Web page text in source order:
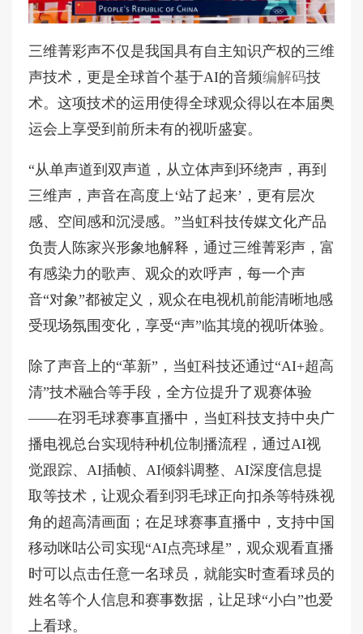
三维菁彩声不仅是我国具有自主知识产权的三维
声技术，更是全球首个基于AI的音频编解码技
术。这项技术的运用使得全球观众得以在本届奥
运会上享受到前所未有的视听盛宴。
“从单声道到双声道，从立体声到环绕声，再到
三维声，声音在高度上‘站了起来’，更有层次
感、空间感和沉浸感。”当虹科技传媒文化产品
负责人陈家兴形象地解释，通过三维菁彩声，富
有感染力的歌声、观众的欢呼声，每一个声
音“对象”都被定义，观众在电视机前能清晰地感
受现场氛围变化，享受“声”临其境的视听体验。
除了声音上的“革新”，当虹科技还通过“AI+超高
清”技术融合等手段，全方位提升了观赛体验
——在羽毛球赛事直播中，当虹科技支持中央广
播电视总台实现特种机位制播流程，通过AI视
觉跟踪、AI插帧、AI倾斜调整、AI深度信息提
取等技术，让观众看到羽毛球正向扣杀等特殊视
角的超高清画面；在足球赛事直播中，支持中国
移动咪咕公司实现“AI点亮球星”，观众观看直播
时可以点击任意一名球员，就能实时查看球员的
姓名等个人信息和赛事数据，让足球“小白”也爱
上看球。